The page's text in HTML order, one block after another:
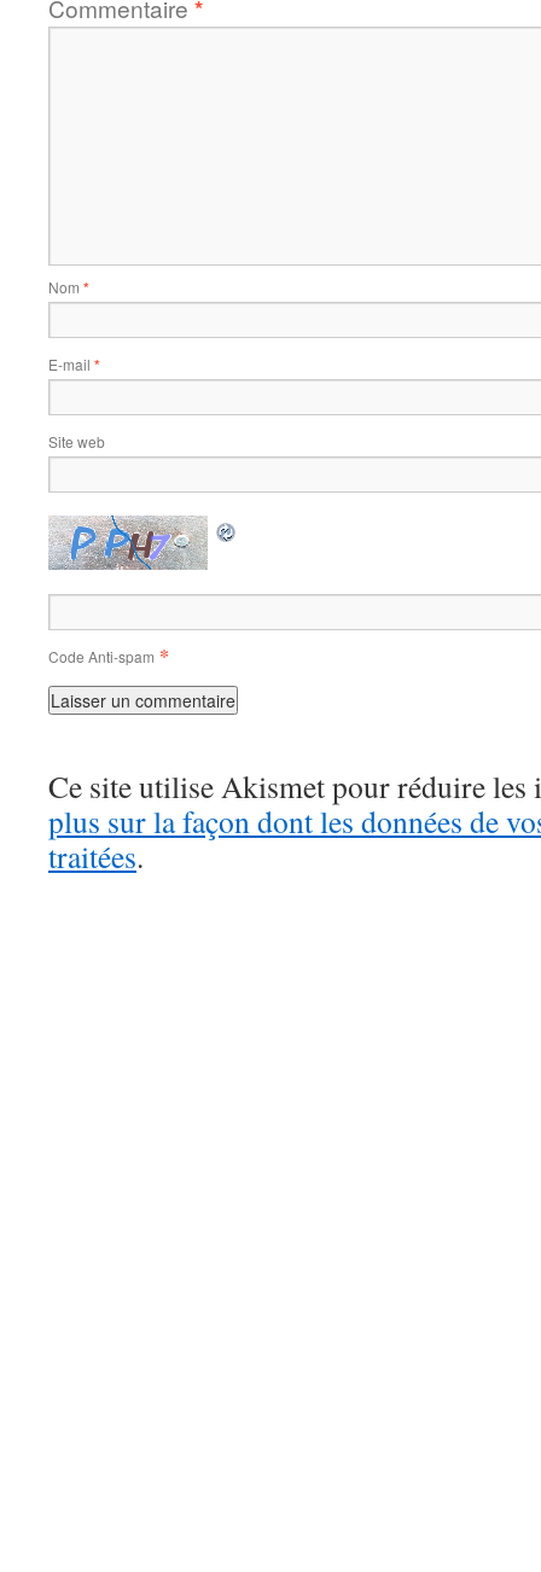
Commentaire *
Nom *
E-mail *
Site web
Code Anti-spam *
Ce site utilise Akismet pour réduire les
plus sur la façon dont les données de
traitées.